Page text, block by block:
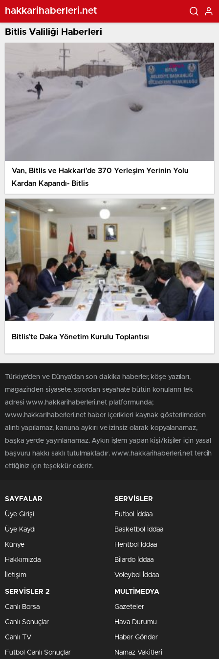
hakkarihaberleri.net
Bitlis Valiliği Haberleri
Van, Bitlis ve Hakkari’de 370 Yerleşim Yerinin Yolu
Kardan Kapandı- Bitlis
Bitlis’te Daka Yönetim Kurulu Toplantısı
Türkiye'den ve Dünya’dan son dakika haberler, köşe yazıları,
magazinden siyasete, spordan seyahate bütün konuların tek
adresi www.hakkarihaberleri.net platformunda;
www.hakkarihaberleri.net haber içerikleri kaynak gösterilmeden
alıntı yapılamaz, kanuna aykırı ve izinsiz olarak kopyalanamaz,
başka yerde yayınlanamaz. Aykırı işlem yapan kişi/kişiler için yasal
başvuru hakkı saklı tutulmaktadır. www.hakkarihaberleri.net tercih
ettiğiniz için teşekkür ederiz.
SAYFALAR
Üye Girişi
Üye Kaydı
Künye
Hakkımızda
İletişim
SERVİSLER
Futbol İddaa
Basketbol İddaa
Hentbol İddaa
Bilardo İddaa
Voleybol İddaa
SERVİSLER 2
Canlı Borsa
Canlı Sonuçlar
Canlı TV
Futbol Canlı Sonuçlar
MULTİMEDYA
Gazeteler
Hava Durumu
Haber Gönder
Namaz Vakitleri